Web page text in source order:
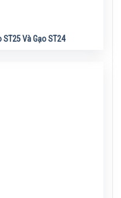
ST25 Và Gạo ST24